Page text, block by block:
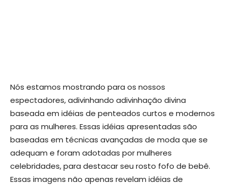
Nós estamos mostrando para os nossos
espectadores, adivinhando adivinhação divina
baseada em idéias de penteados curtos e modernos
para as mulheres. Essas idéias apresentadas são
baseadas em técnicas avançadas de moda que se
adequam e foram adotadas por mulheres
celebridades, para destacar seu rosto fofo de bebê.
Essas imagens não apenas revelam idéias de